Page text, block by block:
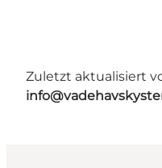
Zuletzt aktualisiert